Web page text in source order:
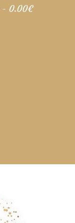
- 0.00€